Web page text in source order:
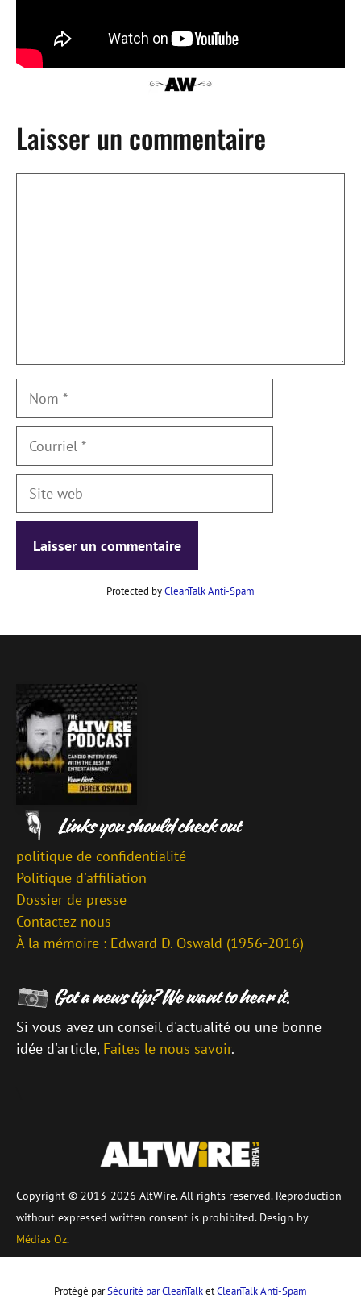
Laisser un commentaire
Nom
Courriel
Site
Protected byCleanTalk Anti-Spam
politique de confidentialité
Politique d'affiliation
Dossier de presse
Contactez-nous
À la mémoire : Edward D. Oswald (1956-2016)
Si vous avez un conseil d'actualité ou une bonne
idée d'article, Faites le nous savoir.
Copyright © 2013-2026 AltWire. All rights reserved. Reproduction
without expressed written consent is prohibited. Design by
Médias Oz.
Protégé parSécurité par CleanTalketCleanTalk Anti-Spam